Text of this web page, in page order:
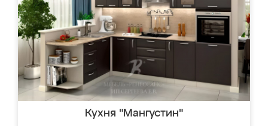
Кухня "Мангустин"